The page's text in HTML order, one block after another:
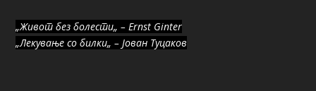
„Живот без болести„ – Ernst Ginter
„Лекување со билки„ – Јован Туцаков